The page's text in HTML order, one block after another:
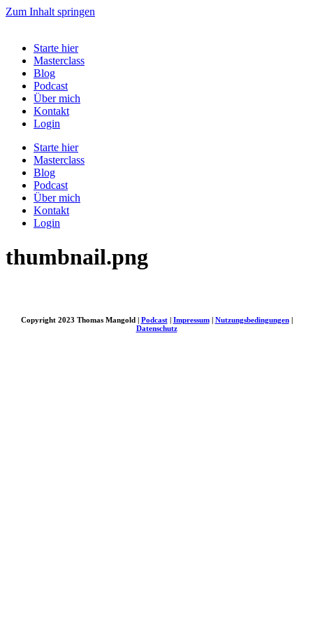
Zum Inhalt springen
Starte hier
Masterclass
Blog
Podcast
Über mich
Kontakt
Login
Starte hier
Masterclass
Blog
Podcast
Über mich
Kontakt
Login
thumbnail.png
Copyright 2023 Thomas Mangold | Podcast| Impressum| Nutzungsbedingungen|
Datenschutz